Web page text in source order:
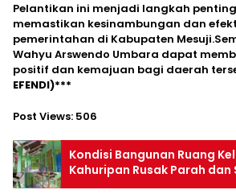
Pelantikan ini menjadi langkah
memastikan kesinambungan dan
pemerintahan di Kabupaten
Wahyu Arswendo Umbara dapat
positif dan kemajuan bagi daerah
EFENDI)***
Post Views: 506
Kondisi Bangunan Ruang
Kahuripan Rusak Parah dan
Memprihatinkan